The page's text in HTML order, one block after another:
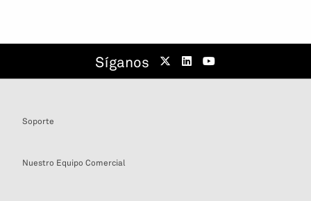
Síganos
Soporte
Nuestro Equipo Comercial